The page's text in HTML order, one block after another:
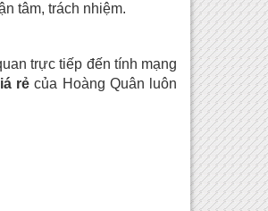
tâm, trách nhiệm.
trực tiếp đến tính mạng
rẻ của Hoàng Quân luôn